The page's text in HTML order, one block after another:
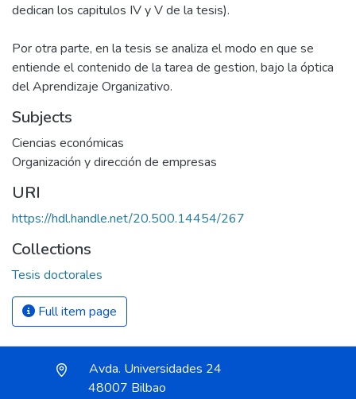
dedican los capitulos IV y V de la tesis).
Por otra parte, en la tesis se analiza el modo en que se
entiende el contenido de la tarea de gestion, bajo la óptica
del Aprendizaje Organizativo.
Subjects
Ciencias económicas
Organización y dirección de empresas
URI
https://hdl.handle.net/20.500.14454/267
Collections
Tesis doctorales
Full item page
Avda. Universidades 24
48007 Bilbao